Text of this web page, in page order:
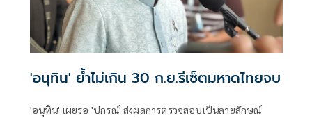
'อนุทิน' ย้ำไม่เกิน 30 ก.ย.รีเซ็ตมหาดไทยจบ
'อนุทิน' เผยรอ 'ปกรณ์' ส่งผลการตรวจสอบเป็นลายลักษณ์